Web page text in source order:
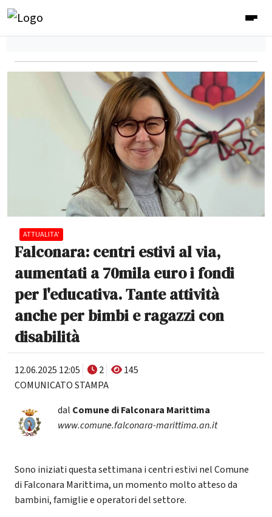
ATTUALITA'
Falconara: centri estivi al via,
aumentati a 70mila euro i fondi
per l'educativa. Tante attività
anche per bimbi e ragazzi con
disabilità
12.06.2025 12:05 2
145
COMUNICATO STAMPA
dal Comune di Falconara Marittima
www.comune.falconara-marittima.an.it
Sono iniziati questa settimana i centri estivi nel Comune
di Falconara Marittima, un momento molto atteso da
bambini, famiglie e operatori del settore.